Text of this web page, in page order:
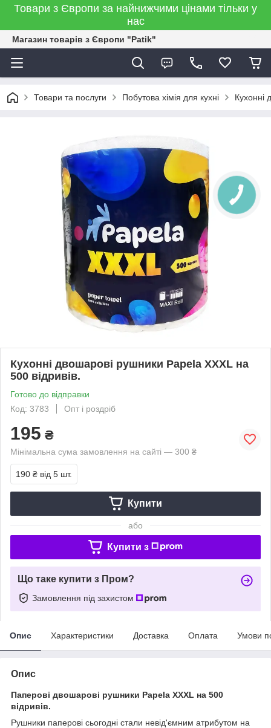
Товари з Європи за найнижчими цінами тільки у
нас
Магазин товарів з Європи "Patik"
Товари та послуги Побутова хімія для кухні Кухонні
Кухонні двошарові рушники Papela XXXL на
500 відривів.
Готово до відправки
Код: 3783
Опт і роздріб
195 ₴
Мінімальна сума замовлення на сайті — 300 ₴
190 ₴ від 5 шт.
Купити
або
Купити з
Що таке купити з Пром?
Замовлення під захистом
Опис Характеристики Доставка Оплата Умови
Опис
Паперові двошарові рушники Papela XXXL на 500
відривів.
Рушники паперові сьогодні стали невід'ємним атрибутом на